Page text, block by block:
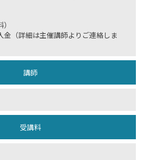
（詳細は主催講師よりご連絡しま
講師
受講料